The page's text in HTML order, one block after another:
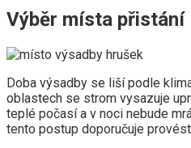
Výběr místa přistání
Doba výsadby se liší podle
oblastech se strom vysazuje
teplé počasí a v noci nebude
tento postup doporučuje